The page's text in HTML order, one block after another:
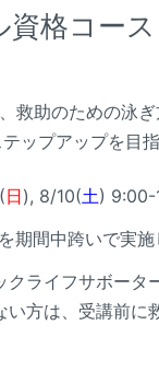
格コー
救助のための泳
ップアップを目指
日), 8/10(土) 9:00-
間中跨いで実施
ライフサボータ
方は、受講前に